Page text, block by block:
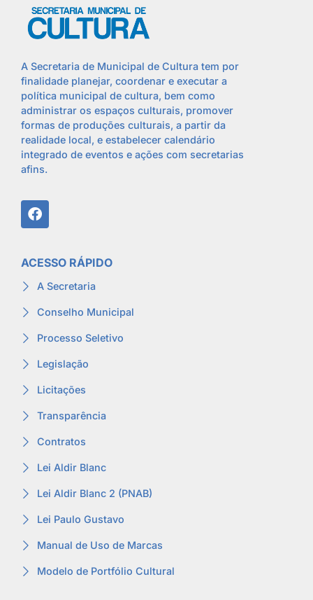
A Secretaria de Municipal de Cultura tem por
finalidade planejar, coordenar e executar a
política municipal de cultura, bem como
administrar os espaços culturais, promover
formas de produções culturais, a partir da
realidade local, e estabelecer calendário
integrado de eventos e ações com secretarias
afins.
ACESSO RÁPIDO
A Secretaria
Conselho Municipal
Processo Seletivo
Legislação
Licitações
Transparência
Contratos
Lei Aldir Blanc
Lei Aldir Blanc 2 (PNAB)
Lei Paulo Gustavo
Manual de Uso de Marcas
Modelo de Portfólio Cultural